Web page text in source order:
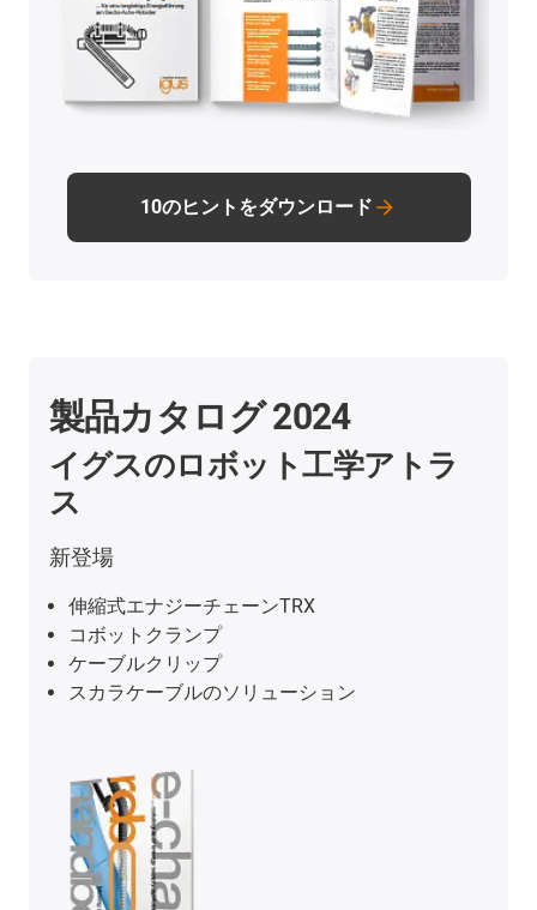
10のヒントをダウンロード
製品カタログ 2024
イグスのロボット工学アトラ
ス
新登場
伸縮式エナジーチェーンTRX
コボットクランプ
ケーブルクリップ
スカラケーブルのソリューション